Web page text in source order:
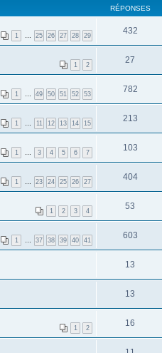
RÉPONSES
1 25 26 27 28 29 432
1 2 27
1 49 50 51 52 53 782
1 11 12 13 14 15 213
1 3 4 5 6 7 103
1 23 24 25 26 27 404
1 2 3 4 53
1 37 38 39 40 41 603
13
13
1 2 16